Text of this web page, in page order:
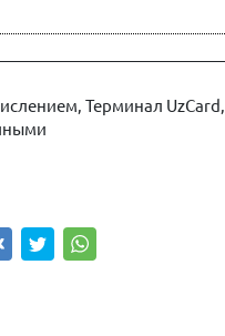
Терминал UzCard,